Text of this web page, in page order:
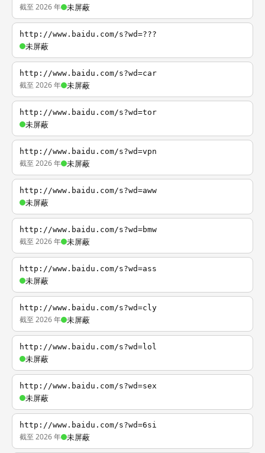
截至 2026 年 未屏蔽
http://www.baidu.com/s?wd=???
未屏蔽
http://www.baidu.com/s?wd=car
截至 2026 年 未屏蔽
http://www.baidu.com/s?wd=tor
未屏蔽
http://www.baidu.com/s?wd=vpn
截至 2026 年 未屏蔽
http://www.baidu.com/s?wd=aww
未屏蔽
http://www.baidu.com/s?wd=bmw
截至 2026 年 未屏蔽
http://www.baidu.com/s?wd=ass
未屏蔽
http://www.baidu.com/s?wd=cly
截至 2026 年 未屏蔽
http://www.baidu.com/s?wd=lol
未屏蔽
http://www.baidu.com/s?wd=sex
未屏蔽
http://www.baidu.com/s?wd=6si
截至 2026 年 未屏蔽